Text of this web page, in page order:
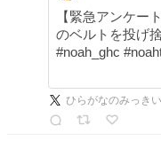
【緊急アンケー
のベルトを投げ
#noah_ghc
ひらがなのみっき